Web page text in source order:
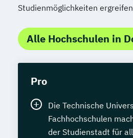
Studienmöglichkeiten
Alle Hochschulen in
Pro
Die Technische
Fachhochschulen
der Studienstadt für